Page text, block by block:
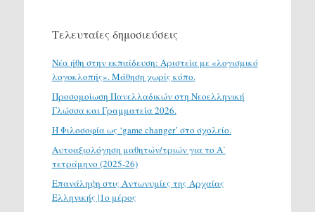
Τελευταίες δημοσιεύσεις
Νέα ήθη στην εκπαίδευση: Αριστεία με «λογισμικό
λογοκλοπής». Μάθηση χωρίς κόπο.
Προσομοίωση Πανελλαδικών στη Νεοελληνική
Γλώσσα και Γραμματεία 2026.
H Φιλοσοφία ως ‘game changer’ στο σχολείο.
Αυτοαξιολόγηση μαθητών/τριών για το Α΄
τετράμηνο (2025-26)
Επανάληψη στις Αντωνυμίες της Αρχαίας
Ελληνικής |1ο μέρος